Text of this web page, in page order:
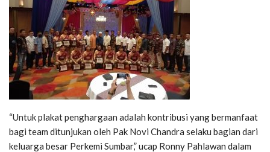
“Untuk plakat penghargaan adalah kontribusi yang bermanfaat
bagi team ditunjukan oleh Pak Novi Chandra selaku bagian dari
keluarga besar Perkemi Sumbar,” ucap Ronny Pahlawan dalam